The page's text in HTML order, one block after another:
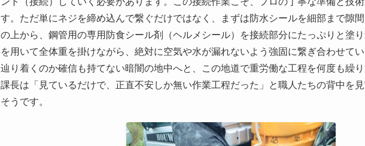
す。ただ単にネジを締め込んで繋ぐだけではなく、まずは防水シールを細部まで隙
の上から、鋼管用の専用防食シール剤（ヘルメシール）を接続部分にたっぷりと塗
を用いて全体重を掛けながら、絶対に空気や水が漏れないよう強固に繋ぎ合わせて
辿り着くのか確信も持てない暗闇の地中へと、この地道で重労働な工程を何度も繰
課長は「見ているだけで、正直不安しか無い作業工程だった」と職人たちの背中を
そうです。